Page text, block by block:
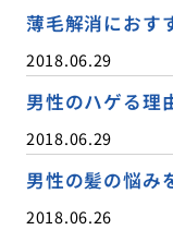
薄毛解消におす
2018.06.29
男性のハゲる理
2018.06.29
男性の髪の悩み
2018.06.26